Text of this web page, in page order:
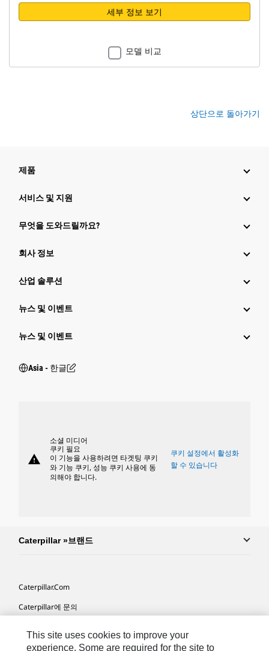
세부 정보 보기
모델 비교
상단으로 돌아가기
제품
서비스 및 지원
무엇을 도와드릴까요?
회사 정보
산업 솔루션
뉴스 및 이벤트
뉴스 및 이벤트
Asia - 한글
warning
소셜 미디어
쿠키 필요
이 기능을 사용하려면 타겟팅 쿠키
와 기능 쿠키, 성능 쿠키 사용에 동
의해야 합니다.
쿠키 설정에서 활성화
할 수 있습니다
Caterpillar »브랜드
Caterpillar.com
Caterpillar에 문의
사이트 맵
This site uses cookies to improve your
experience. Some are required for the site to